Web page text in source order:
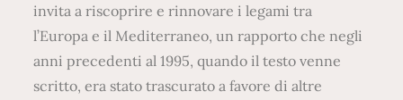
invita a riscoprire e rinnovare i legami tra
l’Europa e il Mediterraneo, un rapporto che negli
anni precedenti al 1995, quando il testo venne
scritto, era stato trascurato a favore di altre